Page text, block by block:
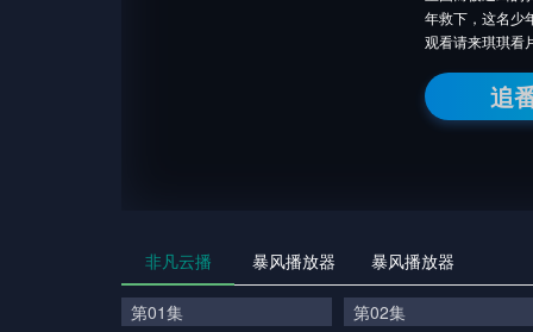
年救下，这名少
观看请来琪琪看
追
非凡云播 暴风播放器 暴风播放器
第01集
第02集